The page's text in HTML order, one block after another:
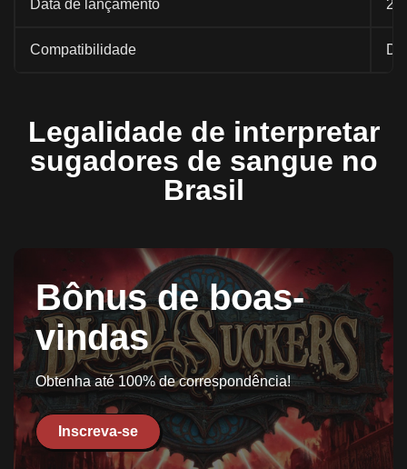
Data de lançamento
Compatibilidade
Legalidade de interpretar
sugadores de sangue no
Brasil
Bônus de boas-
vindas
Obtenha até 100% de correspondência!
Inscreva-se